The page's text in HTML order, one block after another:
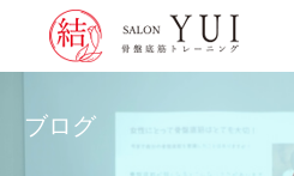
ブログ